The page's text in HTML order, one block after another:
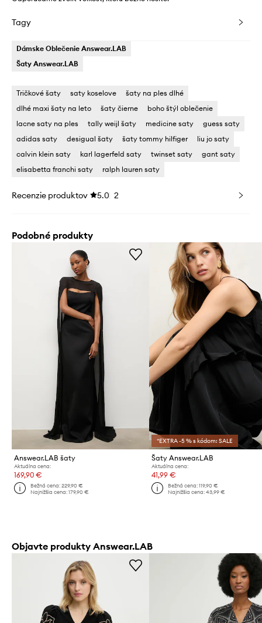
Tagy
Dámske Oblečenie Answear.LAB
Šaty Answear.LAB
Tričkové šaty saty koselove
šaty na ples dlhé
dlhé maxi šaty na leto
šaty čierne
boho štýl oblečenie
lacne saty na ples
tally weijl šaty medicine saty
guess saty
adidas saty
desigual šaty šaty tommy hilfiger
liu jo saty
calvin klein saty
karl lagerfeld saty twinset saty
gant saty
elisabetta franchi saty
ralph lauren saty
Recenzie produktov 5.0 2
Podobné produkty
Answear.LAB šaty
Aktuálna cena:
169,90 €
Bežná cena:229,90 €
Najnižšia cena:179,90 €
*EXTRA -5 % s kódom: SALE
Šaty Answear.LAB
Aktuálna cena:
41,99 €
Bežná cena: 119,90 €
Najnižšia cena: 43,99 €
Objavte produkty Answear.LAB